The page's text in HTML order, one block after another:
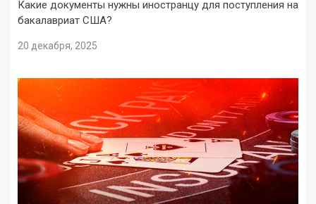
Какие документы нужны иностранцу для поступления на
бакалавриат США?
20 декабря, 2025